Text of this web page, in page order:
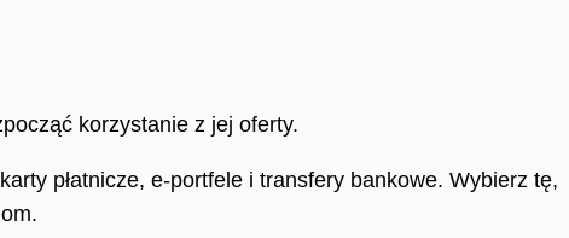
korzystanie z jej oferty.
płatnicze, e-portfele i transfery bankowe. Wybierz tę,